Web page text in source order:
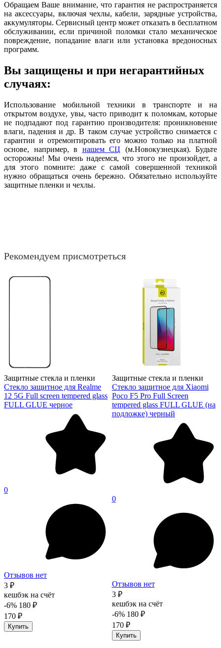
Обращаем Ваше внимание, что гарантия не распространяется
на аксессуары, включая чехлы, кабели, зарядные устройства,
аккумуляторы. Сервисный центр может отказать в бесплатном
обслуживании, если причиной поломки стало механическое
повреждение, попадание влаги или установка вредоносных
программ.
Вы защищены и при негарантийных
случаях:
Использование мобильной техники в транспорте и на
открытом воздухе, увы, часто приводит к поломкам, которые
не подпадают под гарантию производителя: проникновение
влаги, падения и др. В таком случае устройство снимается с
гарантии и отремонтировать его можно только на платной
основе, например, в нашем СЦ (м.Новокузнецкая). Будьте
осторожны! Мы очень надеемся, что этого не произойдет, а
для этого помните: даже с самой совершенной техникой
нужно обращаться очень бережно. Обязательно используйте
защитные пленки и чехлы.
Рекомендуем присмотреться
Защитные стекла и пленки
Стекло защитное для Realme
12 5G Full screen tempered glass
FULL GLUE черное
0
Отзывов нет
3 ₽
кешбэк на счёт
-6% 180 ₽
170 ₽
Купить
Защитные стекла и пленки
Стекло защитное для Xiaomi
Poco F5 Pro Full Screen
tempered glass FULL GLUE (на
подложке) черный
0
Отзывов нет
3 ₽
кешбэк на счёт
-6% 180 ₽
170 ₽
Купить